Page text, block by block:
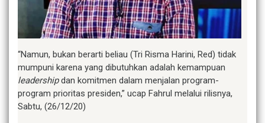
“Namun, bukan berarti beliau (Tri Risma Harini, Red) tidak
mumpuni karena yang dibutuhkan adalah kemampuan
leadershipdan komitmen dalam menjalan program-
program prioritas presiden,” ucap Fahrul melalui rilisnya,
Sabtu, (26/12/20)